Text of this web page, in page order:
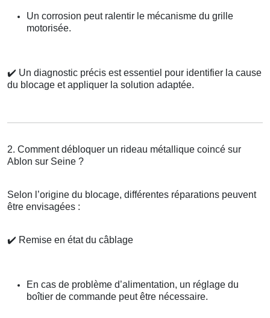
Un corrosion peut ralentir le mécanisme du grille
motorisée.
✔️ Un diagnostic précis est essentiel pour identifier la cause
du blocage et appliquer la solution adaptée.
2. Comment débloquer un rideau métallique coincé sur
Ablon sur Seine ?
Selon l’origine du blocage, différentes réparations peuvent
être envisagées :
✔️ Remise en état du câblage
En cas de problème d’alimentation, un réglage du
boîtier de commande peut être nécessaire.